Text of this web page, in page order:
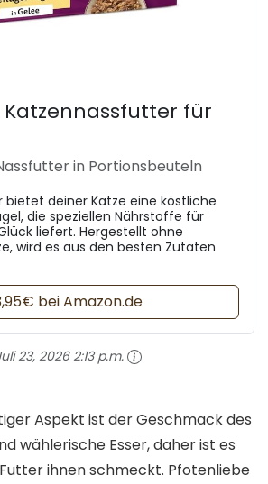
Katzennassfutter für
in Portionsbeuteln
bietet deiner Katze eine köstliche
die speziellen Nährstoffe für
liefert. Hergestellt ohne
wird es aus den besten Zutaten
bei Amazon.de
23, 2026 2:13 p.m.
Aspekt ist der Geschmack des
wählerische Esser, daher ist es
ihnen schmeckt. Pfotenliebe